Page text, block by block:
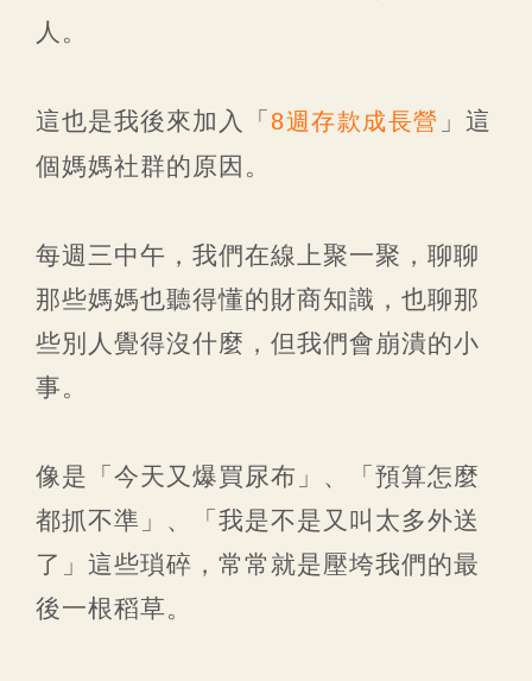
人。
這也是我後來加入「 8週存款成長營 」這
個媽媽社群的原因。
每週三中午，我們在線上聚一聚，聊聊
那些媽媽也聽得懂的財商知識，也聊那
些別人覺得沒什麼，但我們會崩潰的小
事。
像是「今天又爆買尿布」、「預算怎麼
都抓不準」、「我是不是又叫太多外送
了」這些瑣碎，常常就是壓垮我們的最
後一根稻草。